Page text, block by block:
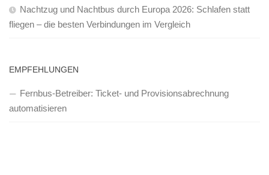
Nachtzug und Nachtbus durch Europa 2026: Schlafen statt
fliegen – die besten Verbindungen im Vergleich
EMPFEHLUNGEN
Fernbus-Betreiber: Ticket- und Provisionsabrechnung
automatisieren